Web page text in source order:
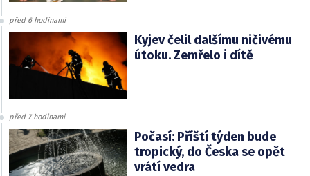
před 6 hodinami
Kyjev čelil dalšímu ničivému
útoku. Zemřelo i dítě
před 7 hodinami
Počasí: Příští týden bude
tropický, do Česka se opět
vrátí vedra